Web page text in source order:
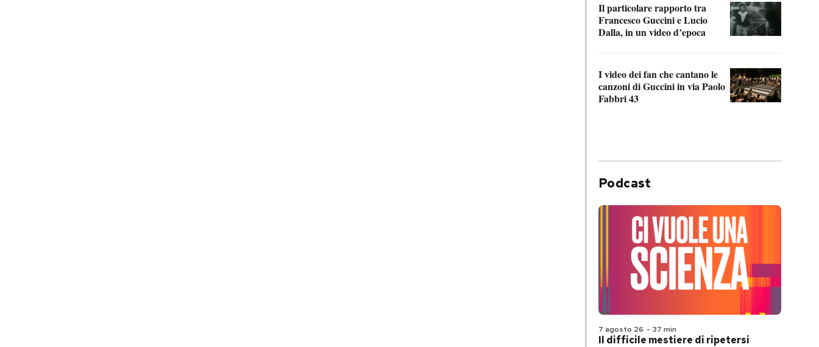
Il particolare rapporto tra
Francesco Guccini e Lucio
Dalla, in un video d’epoca
I video dei fan che cantano le
canzoni di Guccini in via Paolo
Fabbri 43
Podcast
7 agosto 26 - 37 min
Il difficile mestiere di ripetersi